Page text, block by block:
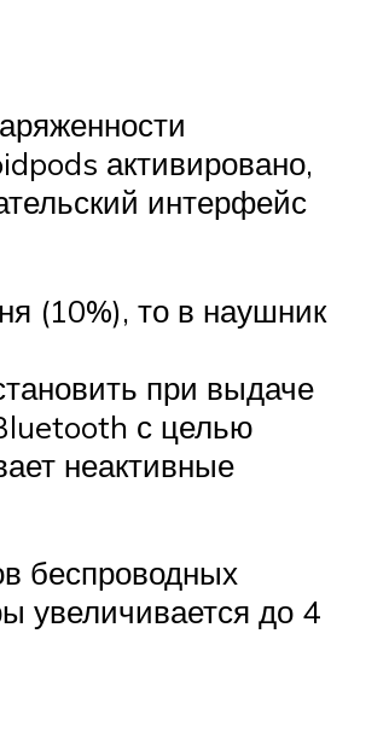
активировано,
интерфейс
(10%), то в наушник
при выдаче
с целью
неактивные
беспроводных
увеличивается до 4